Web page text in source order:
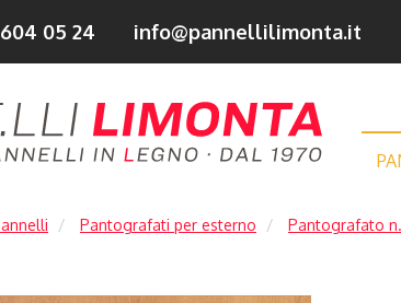
05 24 info@pannellilimonta.it
Pantografati per esterno Pantografato